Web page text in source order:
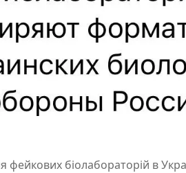
біолабораторій в